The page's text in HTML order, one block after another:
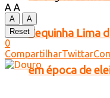
Zequinha Lima
em época de
A A
A
A
Reset
0
CompartilharTwittar